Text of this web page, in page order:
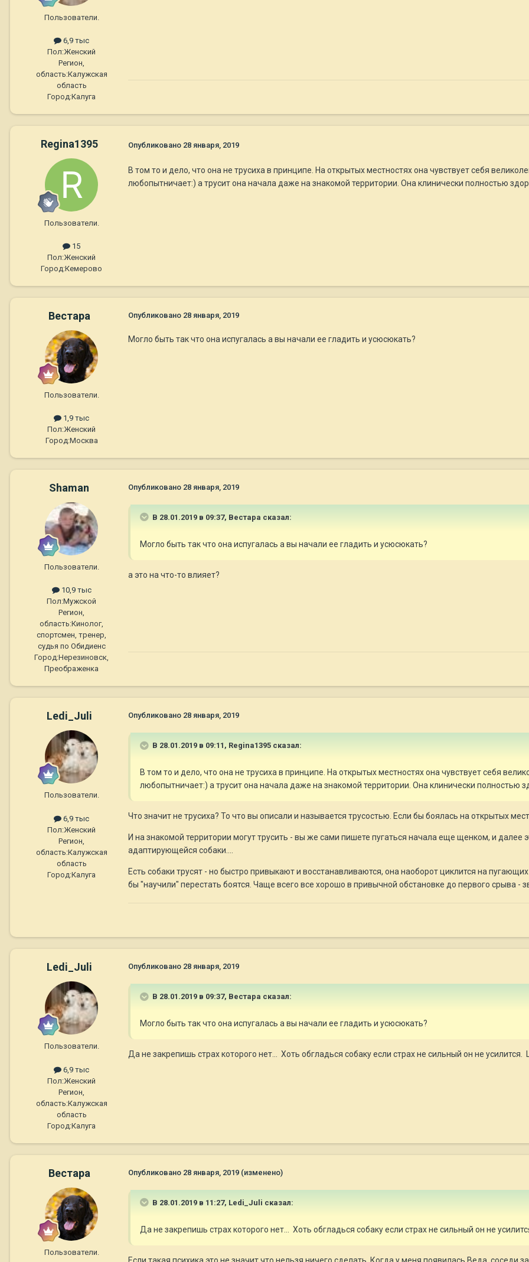
Пользователи.
6,9 тыс
Пол:Женский
Регион,
область:Калужская
область
Город:Калуга
Regina1395
Пользователи.
15
Пол:Женский
Город:Кемерово
Опубликовано 28 января, 2019
В том то и дело, что она не трусиха в принципе. На открытых местностях она чувствует себя
любопытничает:) а трусит она начала даже на знакомой территории. Она клинически полностью
Вестара
Пользователи.
1,9 тыс
Пол:Женский
Город:Москва
Опубликовано 28 января, 2019
Могло быть так что она испугалась а вы начали ее гладить и усюсюкать?
Shaman
Пользователи.
10,9 тыс
Пол:Мужской
Регион,
область:Кинолог,
спортсмен, тренер,
судья по Обидиенс
Город:Нерезиновск,
Преображенка
Опубликовано 28 января, 2019
В 28.01.2019 в 09:37, Вестара сказал:
Могло быть так что она испугалась а вы начали ее гладить и усюсюкать?
а это на что-то влияет?
Ledi_Juli
Пользователи.
6,9 тыс
Пол:Женский
Регион,
область:Калужская
область
Город:Калуга
Опубликовано 28 января, 2019
В 28.01.2019 в 09:11, Regina1395 сказал:
В том то и дело, что она не трусиха в принципе. На открытых местностях она чувствует себя
любопытничает:) а трусит она начала даже на знакомой территории. Она клинически полностью
Что значит не трусиха? То что вы описали и называется трусостью. Если бы боялась на открытых
И на знакомой территории могут трусить - вы же сами пишете пугаться начала еще щенком, и далее
адаптирующейся собаки....
Есть собаки трусят - но быстро привыкают и восстанавливаются, она наоборот циклится на
бы "научили" перестать боятся. Чаще всего все хорошо в привычной обстановке до первого срыва -
Ledi_Juli
Пользователи.
6,9 тыс
Пол:Женский
Регион,
область:Калужская
область
Город:Калуга
Опубликовано 28 января, 2019
В 28.01.2019 в 09:37, Вестара сказал:
Могло быть так что она испугалась а вы начали ее гладить и усюсюкать?
Да не закрепишь страх которого нет... Хоть обгладься собаку если страх не сильный он не
Вестара
Пользователи.
Опубликовано 28 января, 2019 (изменено)
В 28.01.2019 в 11:27, Ledi_Juli сказал:
Да не закрепишь страх которого нет... Хоть обгладься собаку если страх не сильный он не
Если такая психика это не значит что нельзя ничего сделать. Когда у меня появилась Веда, соседи